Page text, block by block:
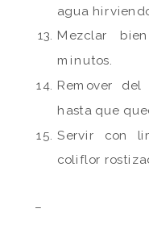
agua
Mezclar
minutos.
Remover
hasta que
Servir con
coliflor
–